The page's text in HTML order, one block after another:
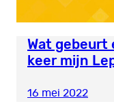
Wat gebeurt
keer mijn
16 mei 2022